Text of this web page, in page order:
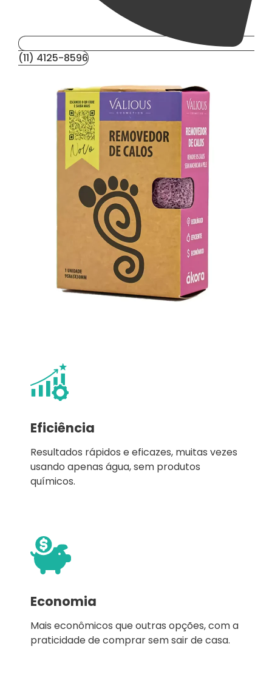
(11) 4125-8596
Eficiência
Resultados rápidos e eficazes, muitas vezes
usando apenas água, sem produtos
químicos.
Economia
Mais econômicos que outras opções, com a
praticidade de comprar sem sair de casa.